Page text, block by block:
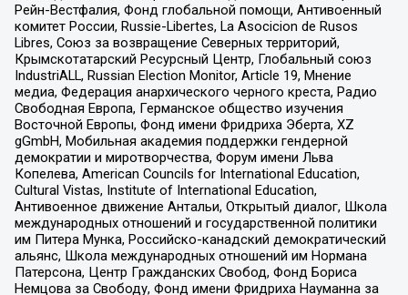
Рейн-Вестфалия, Фонд глобальной помощи, Антивоенный
комитет России, Russie-Libertes, La Asocicion de Rusos
Libres, Союз за возвращение Северных территорий,
Крымскотатарский Ресурсный Центр, Глобальный союз
IndustriALL, Russian Election Monitor, Article 19, Мнение
медиа, Федерация анархического черного креста, Радио
Свободная Европа, Германское общество изучения
Восточной Европы, Фонд имени Фридриха Эберта, XZ
gGmbH, Мобильная академия поддержки гендерной
демократии и миротворчества, Форум имени Льва
Копелева, American Councils for International Education,
Cultural Vistas, Institute of International Education,
Антивоенное движение Антальи, Открытый диалог, Школа
международных отношений и государственной политики
им Питера Мунка, Российско-канадский демократический
альянс, Школа международных отношений им Нормана
Патерсона, Центр Гражданских Свобод, Фонд Бориса
Немцова за Свободу, Фонд имени Фридриха Науманна за